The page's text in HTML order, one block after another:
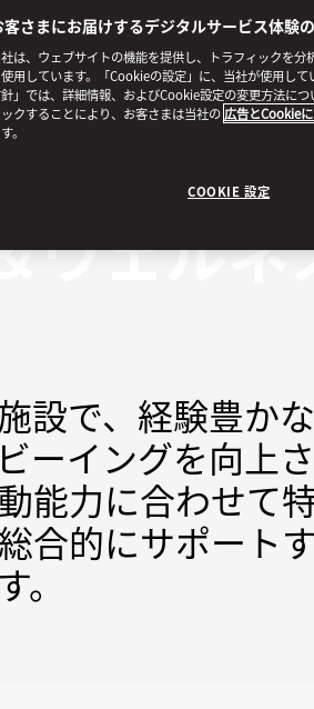
ウェルネ
設で、経験豊か
ーイングを向上
能力に合わせて
合的にサポート
客さまにお届けするデジタルサービス体験
は、ウェブサイトの機能を提供し、トラフィックを
用しています。「Cookieの設定」に、当社が使用し
」では、詳細情報、およびCookie設定の変更方法に
ックすることにより、お客さまは当社の 広告とCookie
。
COOKIE 設定